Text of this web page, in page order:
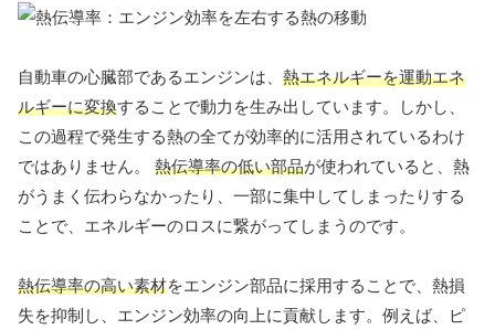
自動車の心臓部であるエンジンは、 熱エネルギーを運動エネ
ルギーに変換することで動力を生み出しています。しかし、
この過程で発生する熱の全てが効率的に活用されているわけ
ではありません。 熱伝導率の低い部品が使われていると、熱
がうまく伝わらなかったり、一部に集中してしまったりする
ことで、エネルギーのロスに繋がってしまうのです。
熱伝導率の高い素材をエンジン部品に採用することで、熱損
失を抑制し、エンジン効率の向上に貢献します。例えば、ピ